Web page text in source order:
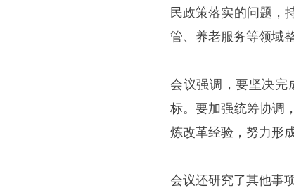
民政策落实的问题，
管、养老服务等领域
会议强调，要坚决完
标。要加强统筹协调
炼改革经验，努力形
会议还研究了其他事项